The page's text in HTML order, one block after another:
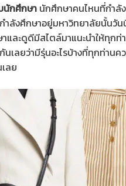
นักศึกษา นักศึกษาคนไหนที่กำลัง
ลังศึกษาอยู่มหาวิทยาลัยนั้นวัน
และดูดีมีสไตล์มาแนะนำให้ทุก
เลยว่ามีรุ่นอะไรบ้างที่ทุกท่าน
ลย